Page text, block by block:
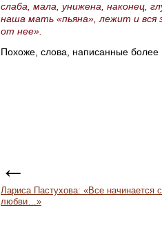
слаба, мала, унижена, наконец,
наша мать «пьяна», лежит и вся
от нее».
Похоже, слова, написанные более
←
Лариса Пастухова: «Все начинается с
любви…»